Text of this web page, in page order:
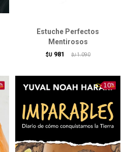
Estuche Perfectos
Mentirosos
$U 981 $U 1.090